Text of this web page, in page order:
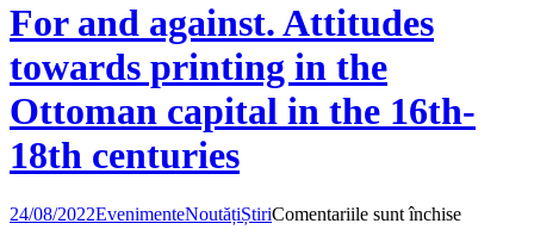
2022
For and against. Attitudes
towards printing in the
Ottoman capital in the 16th-
18th centuries
24/08/2022EvenimenteNoutățiȘtiriComentariile sunt închisepentru